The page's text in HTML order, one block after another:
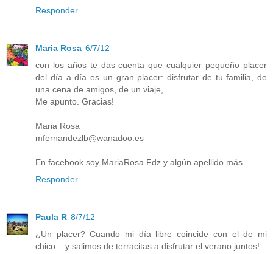
Responder
Maria Rosa 6/7/12
con los años te das cuenta que cualquier pequeño placer
del día a día es un gran placer: disfrutar de tu familia, de
una cena de amigos, de un viaje,...
Me apunto. Gracias!
Maria Rosa
mfernandezlb@wanadoo.es
En facebook soy MariaRosa Fdz y algún apellido más
Responder
Paula R 8/7/12
¿Un placer? Cuando mi día libre coincide con el de mi
chico... y salimos de terracitas a disfrutar el verano juntos!